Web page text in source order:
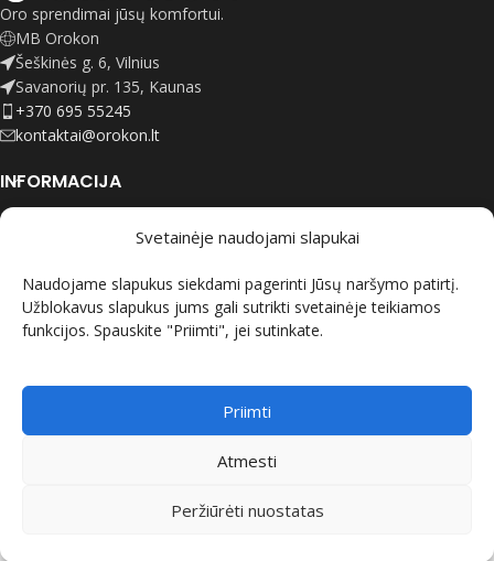
Svetainėje naudojami slapukai
Naudojame slapukus siekdami pagerinti Jūsų naršymo patirtį.
Užblokavus slapukus jums gali sutrikti svetainėje teikiamos
funkcijos. Spauskite "Priimti", jei sutinkate.
Priimti
Atmesti
Peržiūrėti nuostatas
Oro sprendimai jūsų komfortui.
MB Orokon
Šeškinės g. 6, Vilnius
Savanorių pr. 135, Kaunas
+370 695 55245
kontaktai@orokon.lt
INFORMACIJA
PIRKIMO SĄLYGOS
ORO KONDICIONIERIAI
ŠILUMOS SIURBLIAI
© 2026 MB "Orokon" Visos teisės saugomos.
GRAVITY
Rekuperatorius Komfovent Domekt R 400 F C6M